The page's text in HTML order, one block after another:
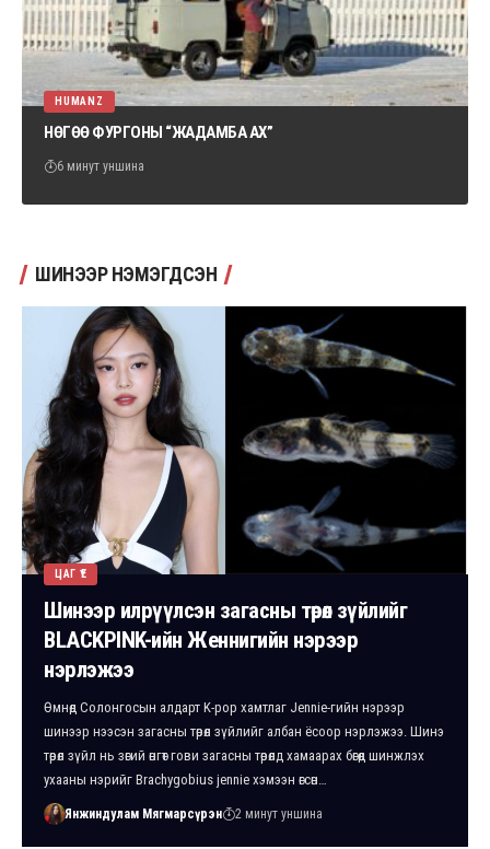
HUMANZ
НӨГӨӨ ФУРГОНЫ “ЖАДАМБА АХ”
6 минут уншина
ШИНЭЭР НЭМЭГДСЭН
ЦАГ ҮЕ
Шинээр илрүүлсэн загасны төрөл зүйлийг
BLACKPINK-ийн Женнигийн нэрээр
нэрлэжээ
Өмнөд Солонгосын алдарт K-pop хамтлаг Jennie-гийн нэрээр
шинээр нээсэн загасны төрөл зүйлийг албан ёсоор нэрлэжээ. Шинэ
төрөл зүйл нь зөгий өнгөт гови загасны төрөлд хамаарах бөгөөд шинжлэх
ухааны нэрийг Brachygobius jennie хэмээн өгсөн…
Янжиндулам Мягмарсүрэн 2 минут уншина